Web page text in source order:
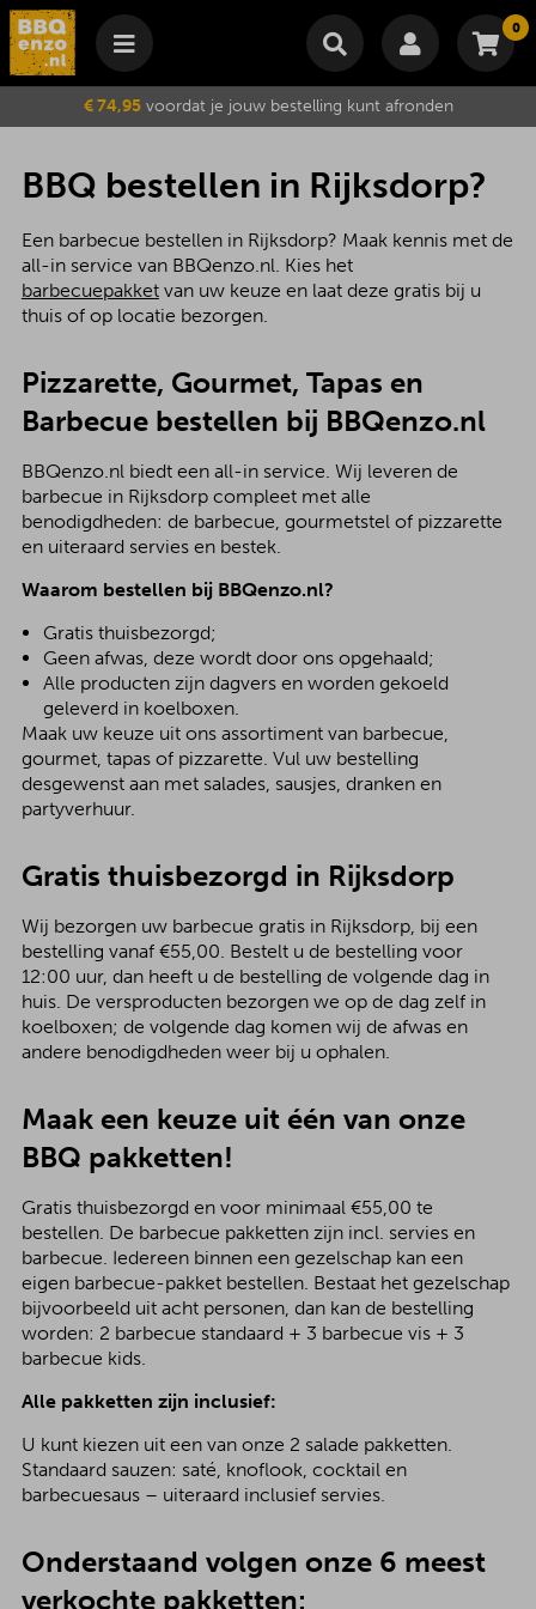
0
Winkelmand
Je winkelwagen is momenteel leeg.
Subtotaal €
Wijzig winkelmand Bestellen
€ 74,95voordat je jouw bestelling kunt afronden
BBQ bestellen in Rijksdorp?
Een barbecue bestellen in Rijksdorp? Maak kennis met de
all-in service van BBQenzo.nl. Kies het
barbecuepakketvan uw keuze en laat deze gratis bij u
thuis of op locatie bezorgen.
Pizzarette, Gourmet, Tapas en
Barbecue bestellen bij BBQenzo.nl
BBQenzo.nl biedt een all-in service. Wij leveren de
barbecue in Rijksdorp compleet met alle
benodigdheden: de barbecue, gourmetstel of pizzarette
en uiteraard servies en bestek.
Waarom bestellen bij BBQenzo.nl?
Gratis thuisbezorgd;
Geen afwas, deze wordt door ons opgehaald;
Alle producten zijn dagvers en worden gekoeld
geleverd in koelboxen.
Maak uw keuze uit ons assortiment van barbecue,
gourmet, tapas of pizzarette. Vul uw bestelling
desgewenst aan met salades, sausjes, dranken en
partyverhuur.
Gratis thuisbezorgd in Rijksdorp
Wij bezorgen uw barbecue gratis in Rijksdorp, bij een
bestelling vanaf €55,00. Bestelt u de bestelling voor
12:00 uur, dan heeft u de bestelling de volgende dag in
huis. De versproducten bezorgen we op de dag zelf in
koelboxen; de volgende dag komen wij de afwas en
andere benodigdheden weer bij u ophalen.
Maak een keuze uit één van onze
BBQ pakketten!
Gratis thuisbezorgd en voor minimaal €55,00 te
bestellen. De barbecue pakketten zijn incl. servies en
barbecue. Iedereen binnen een gezelschap kan een
eigen barbecue-pakket bestellen. Bestaat het gezelschap
bijvoorbeeld uit acht personen, dan kan de bestelling
worden: 2 barbecue standaard + 3 barbecue vis + 3
barbecue kids.
Alle pakketten zijn inclusief:
U kunt kiezen uit een van onze 2 salade pakketten.
Standaard sauzen: saté, knoflook, cocktail en
barbecuesaus – uiteraard inclusief servies.
Onderstaand volgen onze 6 meest
verkochte pakketten: